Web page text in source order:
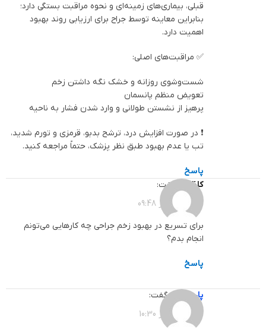
قبلی، بیماری‌های زمینه‌ای و نحوه مراقبت بستگی دارد؛
بنابراین معاینه توسط جراح برای ارزیابی روند بهبود
اهمیت دارد.
✅ مراقبت‌های اصلی:
شست‌وشوی روزانه و خشک نگه داشتن زخم
تعویض منظم پانسمان
پرهیز از نشستن طولانی و وارد شدن فشار به ناحیه
❗ در صورت افزایش درد، ترشح بدبو، قرمزی و تورم شدید،
تب یا عدم بهبود طبق نظر پزشک، حتماً مراجعه کنید.
پاسخ
کاظمی
گفت:
1403-11-15 در 09:48
برای تسریع در بهبود زخم جراحی چه کارهایی می‌تونم
انجام بدم؟
پاسخ
پارساطب
گفت:
1403-11-15 در 10:30